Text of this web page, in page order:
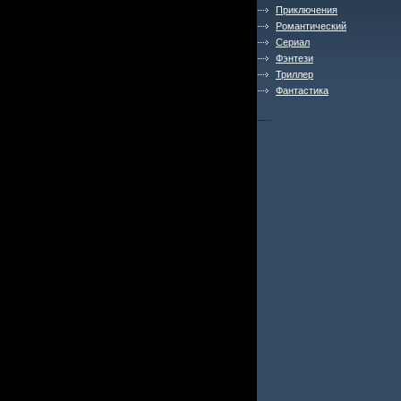
Приключения
Романтический
Сериал
Фэнтези
Триллер
Фантастика